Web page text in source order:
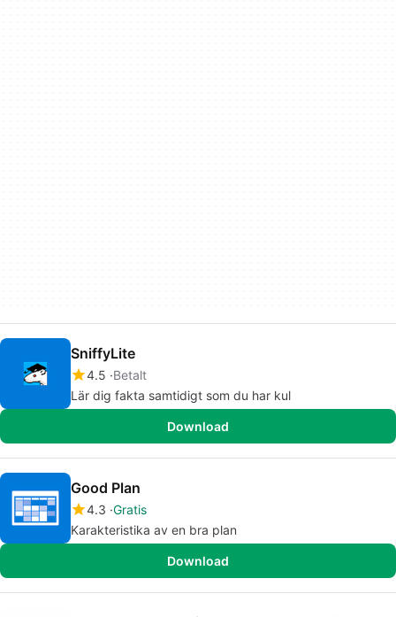
SniffyLite
4.5 Betalt
Lär dig fakta samtidigt som du har kul
Download
Good Plan
4.3 Gratis
Karakteristika av en bra plan
Download